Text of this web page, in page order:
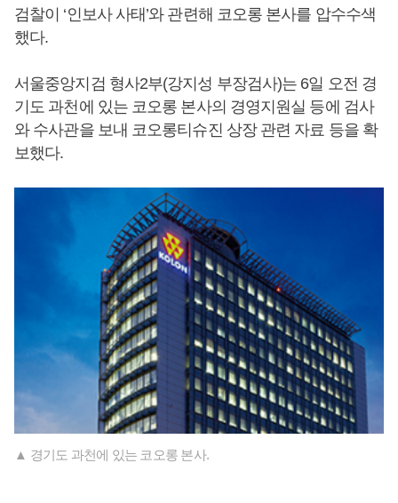
검찰이 ‘인보사 사태’와 관련해 코오롱 본사를 압수수색
했다.
서울중앙지검 형사2부(강지성 부장검사)는 6일 오전 경
기도 과천에 있는 코오롱 본사의 경영지원실 등에 검사
와 수사관을 보내 코오롱티슈진 상장 관련 자료 등을 확
보했다.
▲ 경기도 과천에 있는 코오롱 본사.